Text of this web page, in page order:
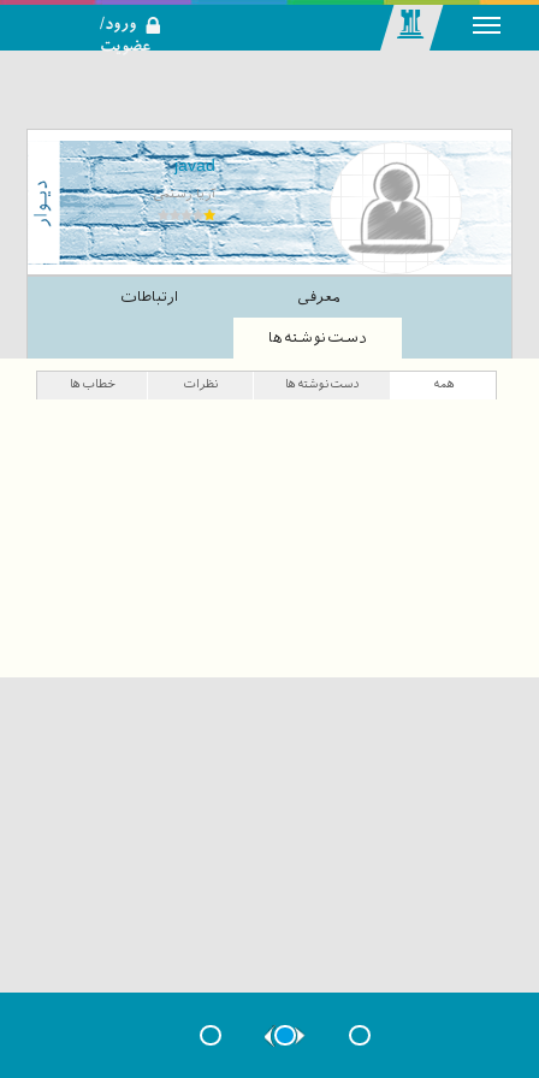
تحلیلی بازار
سرمایه
ورود/
عضویت
javad
آریا رستمی
معرفی ارتباطات
دست‌نوشته‌ها
همه دست‌نوشته‌ها نظرات خطاب‌ها